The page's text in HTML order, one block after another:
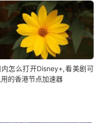
内怎么打开Disney+,看美剧可
用的香港节点加速器